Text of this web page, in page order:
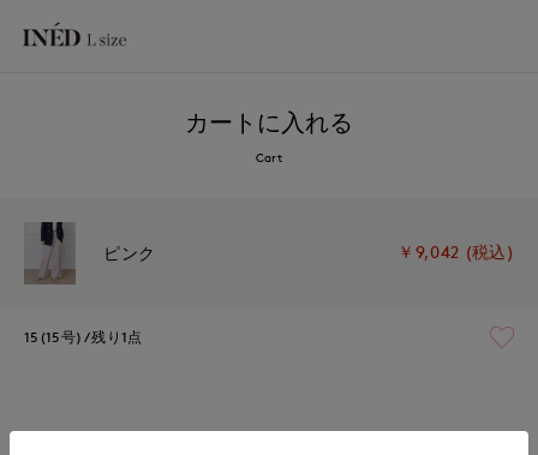
カートに入れる
Cart
ピンク ￥9,042 (税込)
15(15号) 残り1点